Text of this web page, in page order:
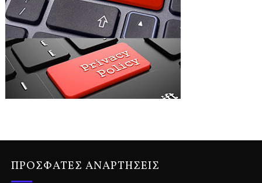
ΠΡΟΣΦΑΤΕΣ ΑΝΑΡΤΗΣΕΙΣ